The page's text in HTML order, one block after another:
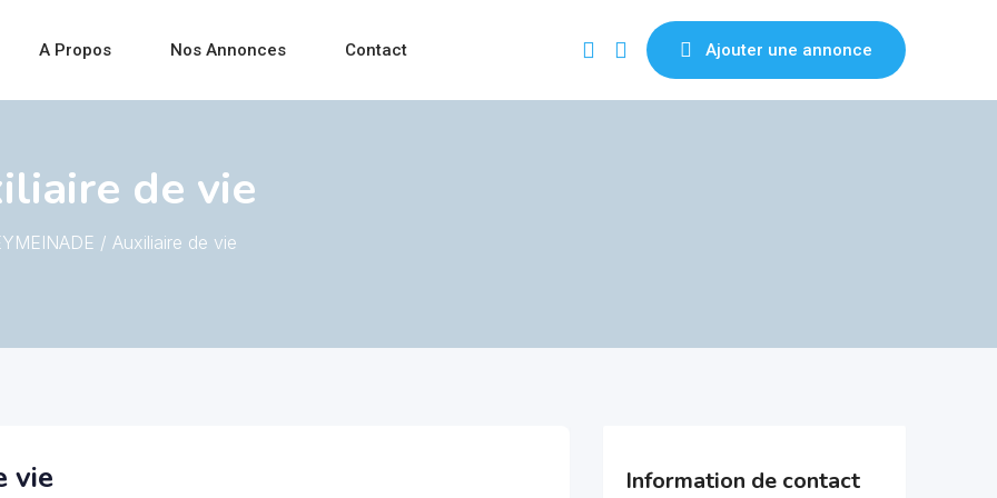
A Propos Nos Annonces Contact Ajouter une annonce
de vie
/ Auxiliaire de vie
vie Information de contact